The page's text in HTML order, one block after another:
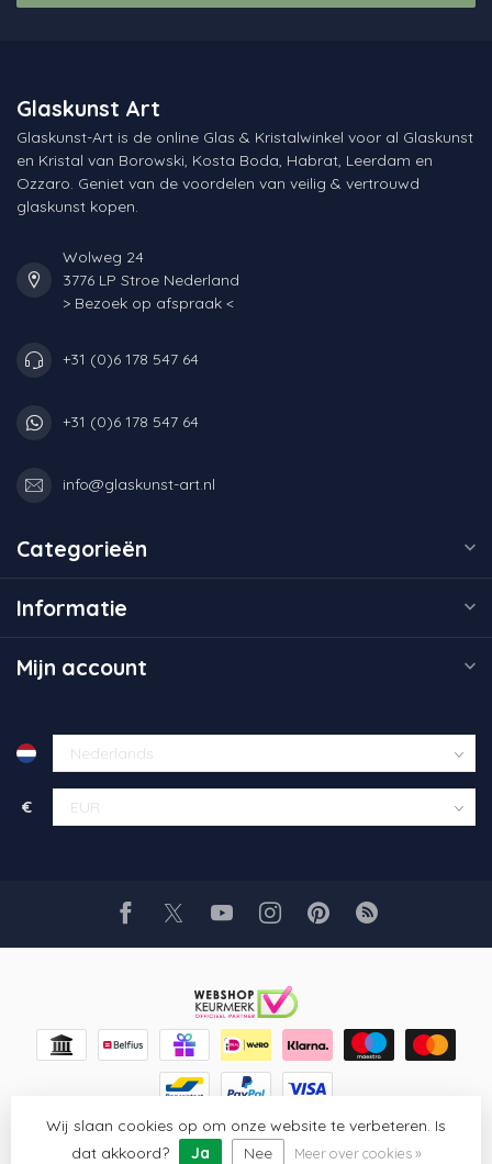
Glaskunst Art
Glaskunst-Art is de online Glas & Kristalwinkel voor al Glaskunst
en Kristal van Borowski, Kosta Boda, Habrat, Leerdam en
Ozzaro. Geniet van de voordelen van veilig & vertrouwd
glaskunst kopen.
Wolweg 24
3776 LP Stroe Nederland
> Bezoek op afspraak <
+31 (0)6 178 547 64
+31 (0)6 178 547 64
info@glaskunst-art.nl
Categorieën
Informatie
Mijn account
€
© Copyright 2026 Glaskunst Art- Powered byLightspeed-
Lightspeed designbyDyvelopment
Wij slaan cookies op om onze website te verbeteren. Is
dat akkoord?
Ja Nee Meer over cookies »